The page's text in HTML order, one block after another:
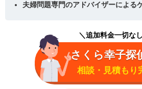
夫婦問題専門のアドバイザーによる
＼追加料金一切な
さくら幸子探
相談・見積もり